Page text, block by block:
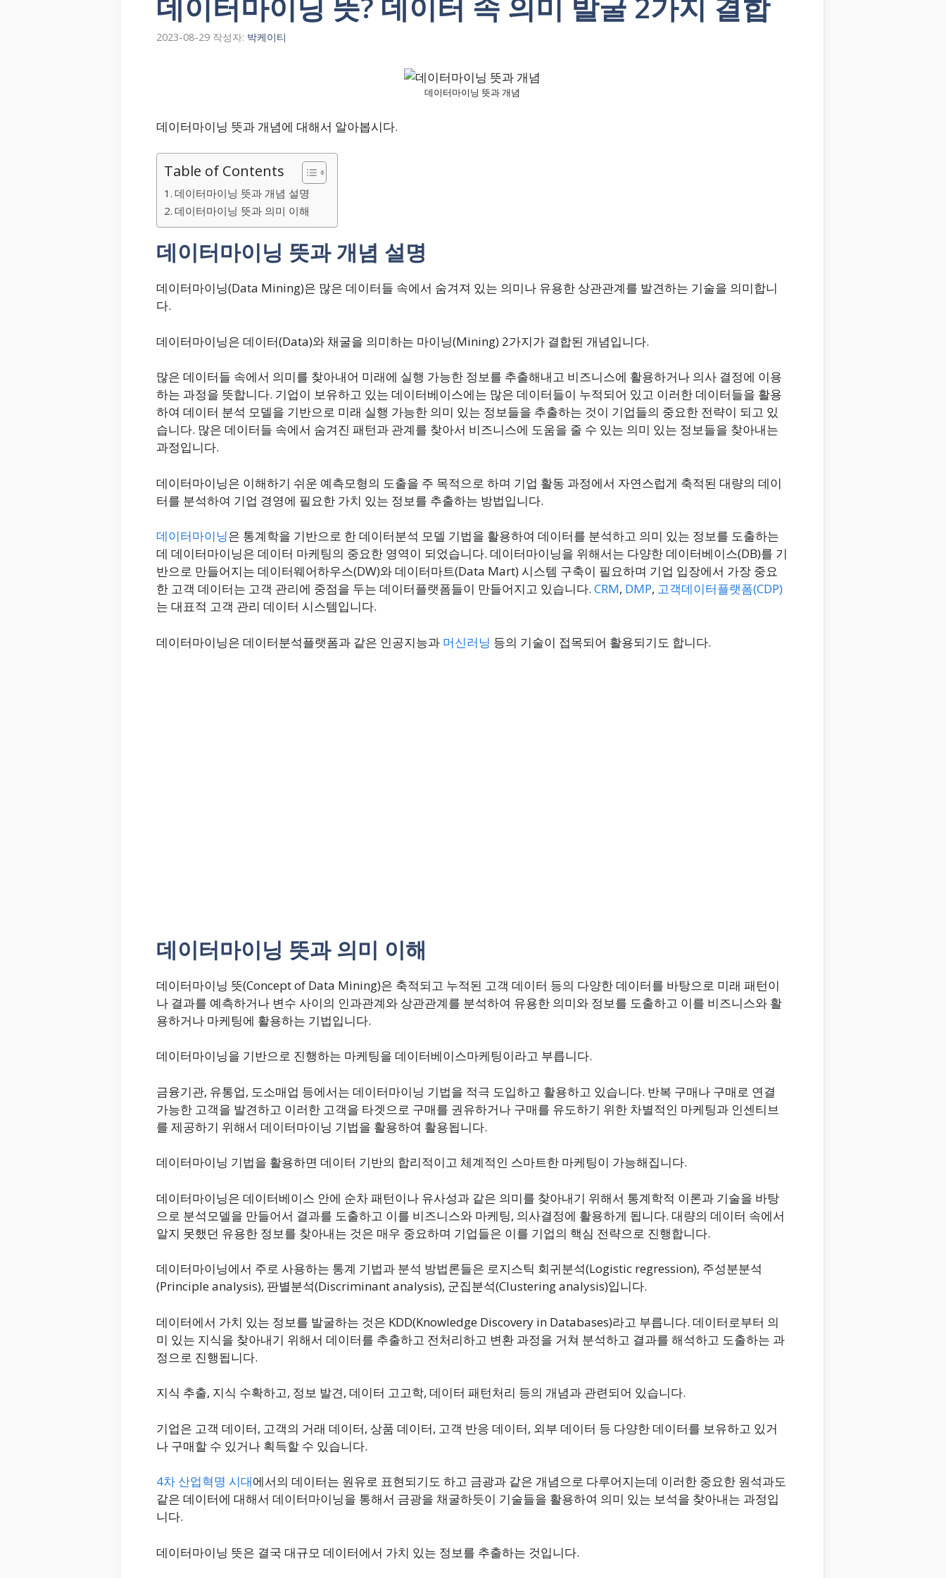
2023-08-29 작성자: 박케이티
데이터마이닝 뜻과 개념
데이터마이닝 뜻과 개념에 대해서 알아봅시다.
Table of Contents
데이터마이닝 뜻과 개념 설명
데이터마이닝 뜻과 의미 이해
데이터마이닝 뜻과 개념 설명
데이터마이닝(Data Mining)은 많은 데이터들 속에서 숨겨져 있는 의미나 유용한 상관관계를 발견하는 기술을 의미합니
다.
데이터마이닝은 데이터(Data)와 채굴을 의미하는 마이닝(Mining) 2가지가 결합된 개념입니다.
많은 데이터들 속에서 의미를 찾아내어 미래에 실행 가능한 정보를 추출해내고 비즈니스에 활용하거나 의사 결정에 이용
하는 과정을 뜻합니다. 기업이 보유하고 있는 데이터베이스에는 많은 데이터들이 누적되어 있고 이러한 데이터들을 활용
하여 데이터 분석 모델을 기반으로 미래 실행 가능한 의미 있는 정보들을 추출하는 것이 기업들의 중요한 전략이 되고 있
습니다. 많은 데이터들 속에서 숨겨진 패턴과 관계를 찾아서 비즈니스에 도움을 줄 수 있는 의미 있는 정보들을 찾아내는
과정입니다.
데이터마이닝은 이해하기 쉬운 예측모형의 도출을 주 목적으로 하며 기업 활동 과정에서 자연스럽게 축적된 대량의 데이
터를 분석하여 기업 경영에 필요한 가치 있는 정보를 추출하는 방법입니다.
데이터마이닝은 통계학을 기반으로 한 데이터분석 모델 기법을 활용하여 데이터를 분석하고 의미 있는 정보를 도출하는
데 데이터마이닝은 데이터 마케팅의 중요한 영역이 되었습니다. 데이터마이닝을 위해서는 다양한 데이터베이스(DB)를 기
반으로 만들어지는 데이터웨어하우스(DW)와 데이터마트(Data Mart) 시스템 구축이 필요하며 기업 입장에서 가장 중요
한 고객 데이터는 고객 관리에 중점을 두는 데이터플랫폼들이 만들어지고 있습니다. CRM, DMP, 고객데이터플랫폼(CDP)
는 대표적 고객 관리 데이터 시스템입니다.
데이터마이닝은 데이터분석플랫폼과 같은 인공지능과 머신러닝 등의 기술이 접목되어 활용되기도 합니다.
데이터마이닝 뜻과 의미 이해
데이터마이닝 뜻(Concept of Data Mining)은 축적되고 누적된 고객 데이터 등의 다양한 데이터를 바탕으로 미래 패턴이
나 결과를 예측하거나 변수 사이의 인과관계와 상관관계를 분석하여 유용한 의미와 정보를 도출하고 이를 비즈니스와 활
용하거나 마케팅에 활용하는 기법입니다.
데이터마이닝을 기반으로 진행하는 마케팅을 데이터베이스마케팅이라고 부릅니다.
금융기관, 유통업, 도소매업 등에서는 데이터마이닝 기법을 적극 도입하고 활용하고 있습니다. 반복 구매나 구매로 연결
가능한 고객을 발견하고 이러한 고객을 타겟으로 구매를 권유하거나 구매를 유도하기 위한 차별적인 마케팅과 인센티브
를 제공하기 위해서 데이터마이닝 기법을 활용하여 활용됩니다.
데이터마이닝 기법을 활용하면 데이터 기반의 합리적이고 체계적인 스마트한 마케팅이 가능해집니다.
데이터마이닝은 데이터베이스 안에 순차 패턴이나 유사성과 같은 의미를 찾아내기 위해서 통계학적 이론과 기술을 바탕
으로 분석모델을 만들어서 결과를 도출하고 이를 비즈니스와 마케팅, 의사결정에 활용하게 됩니다. 대량의 데이터 속에서
알지 못했던 유용한 정보를 찾아내는 것은 매우 중요하며 기업들은 이를 기업의 핵심 전략으로 진행합니다.
데이터마이닝에서 주로 사용하는 통계 기법과 분석 방법론들은 로지스틱 회귀분석(Logistic regression), 주성분분석
(Principle analysis), 판별분석(Discriminant analysis), 군집분석(Clustering analysis)입니다.
데이터에서 가치 있는 정보를 발굴하는 것은 KDD(Knowledge Discovery in Databases)라고 부릅니다. 데이터로부터 의
미 있는 지식을 찾아내기 위해서 데이터를 추출하고 전처리하고 변환 과정을 거쳐 분석하고 결과를 해석하고 도출하는 과
정으로 진행됩니다.
지식 추출, 지식 수확하고, 정보 발견, 데이터 고고학, 데이터 패턴처리 등의 개념과 관련되어 있습니다.
기업은 고객 데이터, 고객의 거래 데이터, 상품 데이터, 고객 반응 데이터, 외부 데이터 등 다양한 데이터를 보유하고 있거
나 구매할 수 있거나 획득할 수 있습니다.
4차 산업혁명 시대에서의 데이터는 원유로 표현되기도 하고 금광과 같은 개념으로 다루어지는데 이러한 중요한 원석과도
같은 데이터에 대해서 데이터마이닝을 통해서 금광을 채굴하듯이 기술들을 활용하여 의미 있는 보석을 찾아내는 과정입
니다.
데이터마이닝 뜻은 결국 대규모 데이터에서 가치 있는 정보를 추출하는 것입니다.